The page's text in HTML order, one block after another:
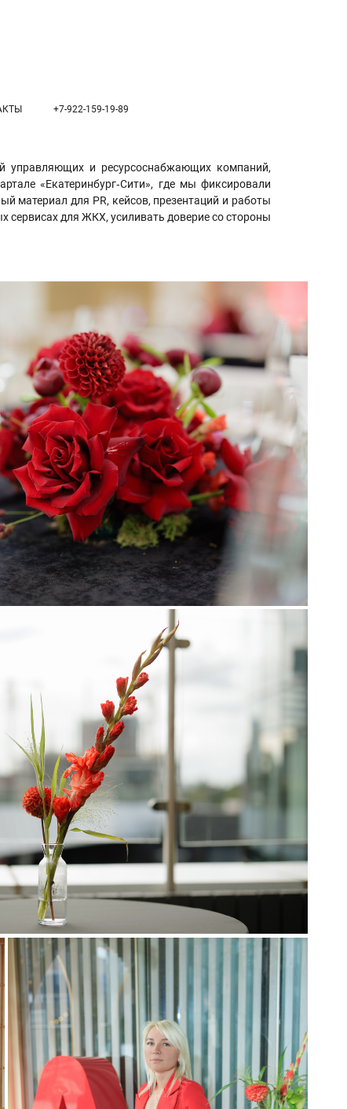
+7-922-159-19-89
управляющих и ресурсоснабжающих компаний,
«Екатеринбург‑Сити», где мы фиксировали
материал для PR, кейсов, презентаций и работы
для ЖКХ, усиливать доверие со стороны